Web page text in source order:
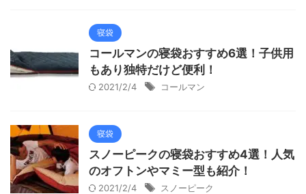
寝袋
コールマンの寝袋おすすめ6選！子供用
もあり独特だけど便利！
2021/2/4 コールマン
寝袋
スノーピークの寝袋おすすめ4選！人気
のオフトンやマミー型も紹介！
2021/2/4 スノーピーク